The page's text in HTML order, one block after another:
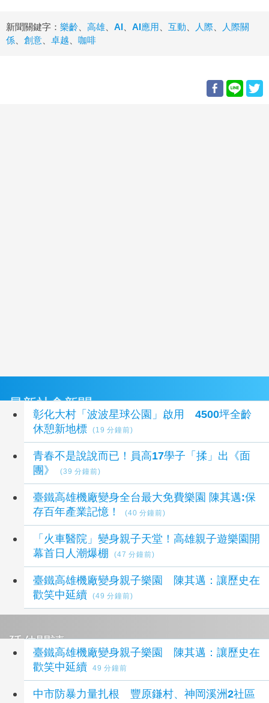
新聞關鍵字： 樂齡 高雄 AI AI應用 互動 人際
人際關
係
創意 卓越 咖啡
最新社會新聞
彰化大村「波波星球公園」啟用 4500坪全齡
休憩新地標
(19 分鐘前)
青春不是說說而已！員高17學子「揉」出《面
團》
(39 分鐘前)
臺鐵高雄機廠變身全台最大免費樂園 陳其邁:保
存百年產業記憶！
(40 分鐘前)
「火車醫院」變身親子天堂！高雄親子遊樂園開
幕首日人潮爆棚
(47 分鐘前)
臺鐵高雄機廠變身親子樂園 陳其邁：讓歷史在
歡笑中延續
(49 分鐘前)
延伸閱讀
臺鐵高雄機廠變身親子樂園 陳其邁：讓歷史在
歡笑中延續
49 分鐘前
中市防暴力量扎根 豐原鎌村、神岡溪洲2社區